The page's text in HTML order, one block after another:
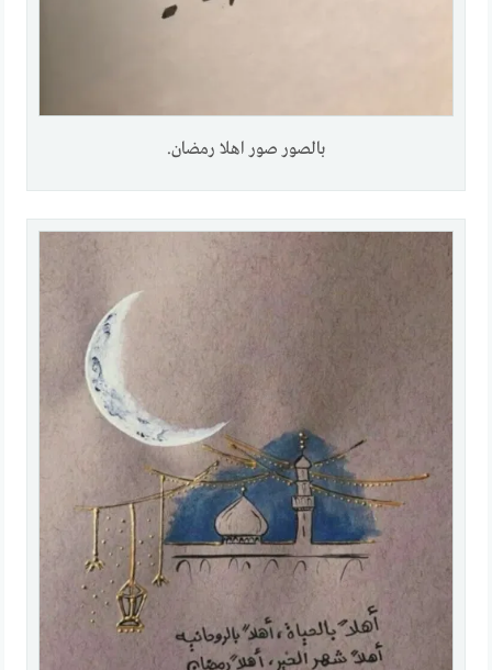
بالصور صور اهلا رمضان.